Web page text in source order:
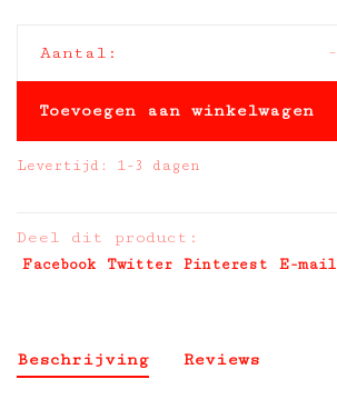
Aantal: -
Toevoegen aan winkelwagen
Levertijd: 1-3 dagen
Deel dit product:
Facebook Twitter Pinterest E-mail
Beschrijving Reviews